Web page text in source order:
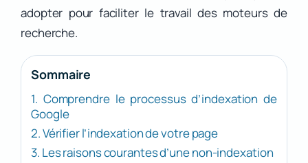
adopter pour faciliter le travail des moteurs de
recherche.
Sommaire
1. Comprendre le processus d’indexation de
Google
2. Vérifier l’indexation de votre page
3. Les raisons courantes d’une non-indexation